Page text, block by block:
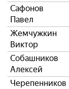
Сафонов
Павел
Жемчужкин
Виктор
Собашников
Алексей
Черепенников